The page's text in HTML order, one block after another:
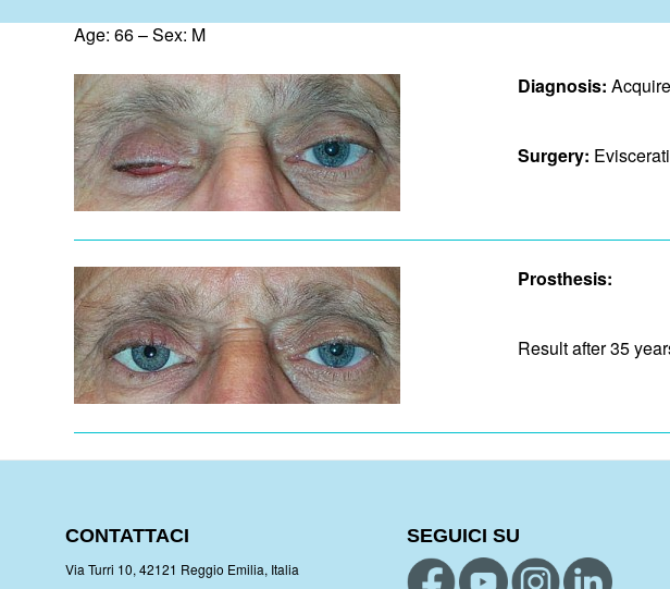
Age: 66 – Sex: M
Diagnosis:
Surgery:
Prosthesis:
Result after 35
CONTATTACI
Via Turri 10, 42121 Reggio Emilia, Italia
SEGUICI SU